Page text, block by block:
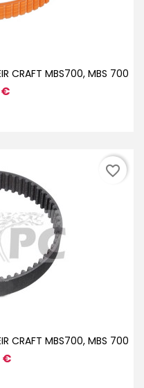
CRAFT MBS700, MBS 700
€
CRAFT MBS700, MBS 700
€
favorite_border